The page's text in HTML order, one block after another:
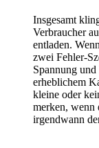
Insgesamt
Verbraucher
entladen.
zwei Fehler-
Spannung
erheblichem
kleine oder
merken, wenn
irgendwann